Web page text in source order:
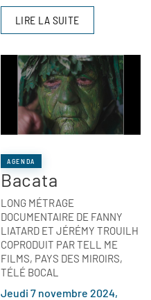
LIRE LA SUITE
AGENDA
Bacata
LONG MÉTRAGE
DOCUMENTAIRE DE FANNY
LIATARD ET JÉRÉMY TROUILH
COPRODUIT PAR TELL ME
FILMS, PAYS DES MIROIRS,
TÉLÉ BOCAL
Jeudi 7 novembre 2024,